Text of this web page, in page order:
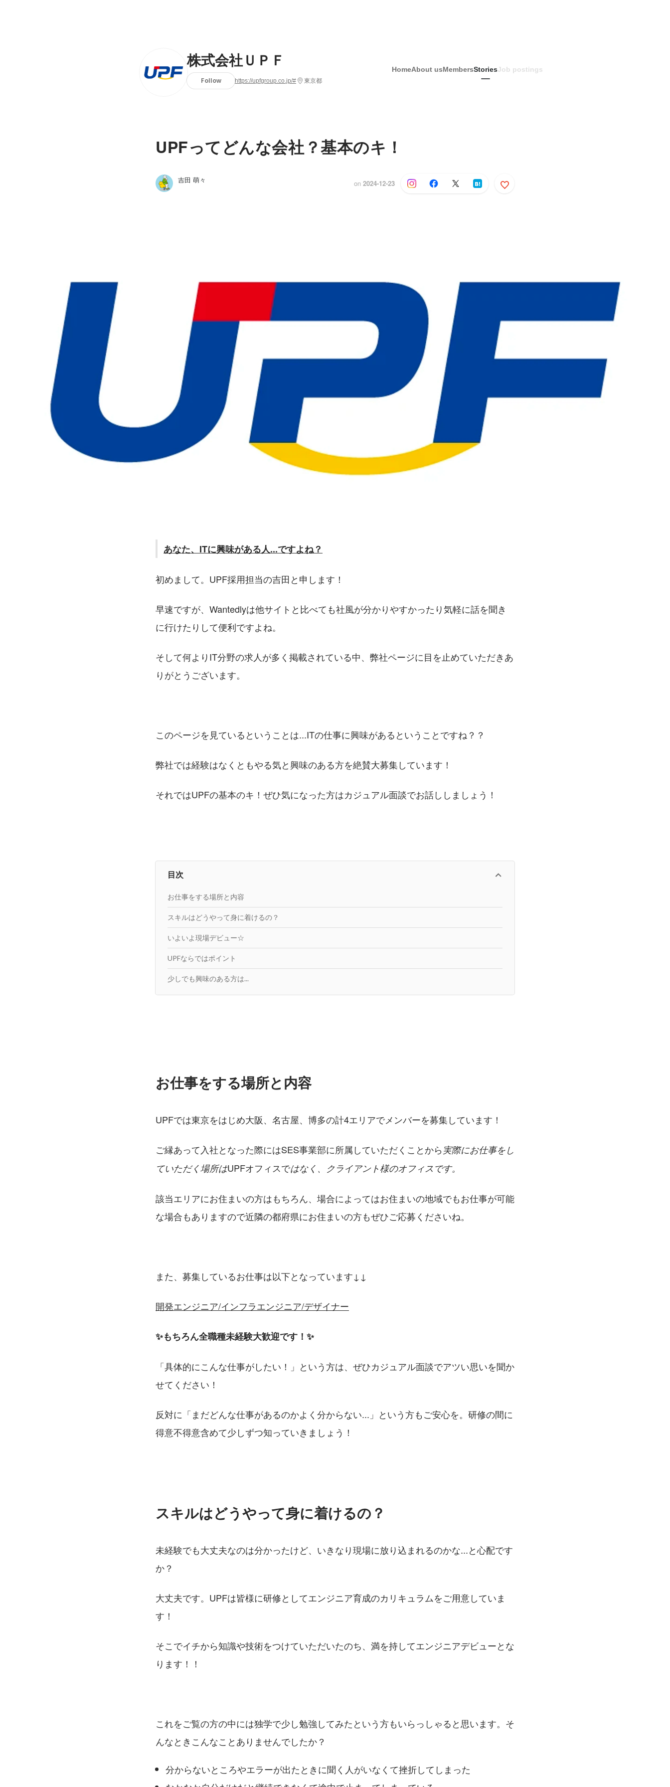
株式会社ＵＰＦ
Follow https://upfgroup.co.jp/# 東京都
HomeAbout usMembersStoriesJob postings
UPFってどんな会社？基本のキ！
吉田 萌々 on 2024-12-23
あなた、ITに興味がある人...ですよね？
初めまして。UPF採用担当の吉田と申します！
早速ですが、Wantedlyは他サイトと比べても社風が分かりやすかったり気軽に話を聞き
に行けたりして便利ですよね。
そして何よりIT分野の求人が多く掲載されている中、弊社ページに目を止めていただきあ
りがとうございます。
このページを見ているということは...ITの仕事に興味があるということですね？？
弊社では経験はなくともやる気と興味のある方を絶賛大募集しています！
それではUPFの基本のキ！ぜひ気になった方はカジュアル面談でお話ししましょう！
目次
お仕事をする場所と内容
スキルはどうやって身に着けるの？
いよいよ現場デビュー☆
UPFならではポイント
少しでも興味のある方は...
お仕事をする場所と内容
UPFでは東京をはじめ大阪、名古屋、博多の計4エリアでメンバーを募集しています！
ご縁あって入社となった際にはSES事業部に所属していただくことから 実際にお仕事をし
ていただく場所はUPFオフィスではなく、クライアント様のオフィスです。
該当エリアにお住まいの方はもちろん、場合によってはお住まいの地域でもお仕事が可能
な場合もありますので近隣の都府県にお住まいの方もぜひご応募くださいね。
また、募集しているお仕事は以下となっています↓↓
開発エンジニア/インフラエンジニア/デザイナー
✨もちろん全職種未経験大歓迎です！✨
「具体的にこんな仕事がしたい！」という方は、ぜひカジュアル面談でアツい思いを聞か
せてください！
反対に「まだどんな仕事があるのかよく分からない...」という方もご安心を。研修の間に
得意不得意含めて少しずつ知っていきましょう！
スキルはどうやって身に着けるの？
未経験でも大丈夫なのは分かったけど、いきなり現場に放り込まれるのかな...と心配です
か？
大丈夫です。UPFは皆様に研修としてエンジニア育成のカリキュラムをご用意していま
す！
そこでイチから知識や技術をつけていただいたのち、満を持してエンジニアデビューとな
ります！！
これをご覧の方の中には独学で少し勉強してみたという方もいらっしゃると思います。そ
んなときこんなことありませんでしたか？
分からないところやエラーが出たときに聞く人がいなくて挫折してしまった
株式会社ＵＰＦ /